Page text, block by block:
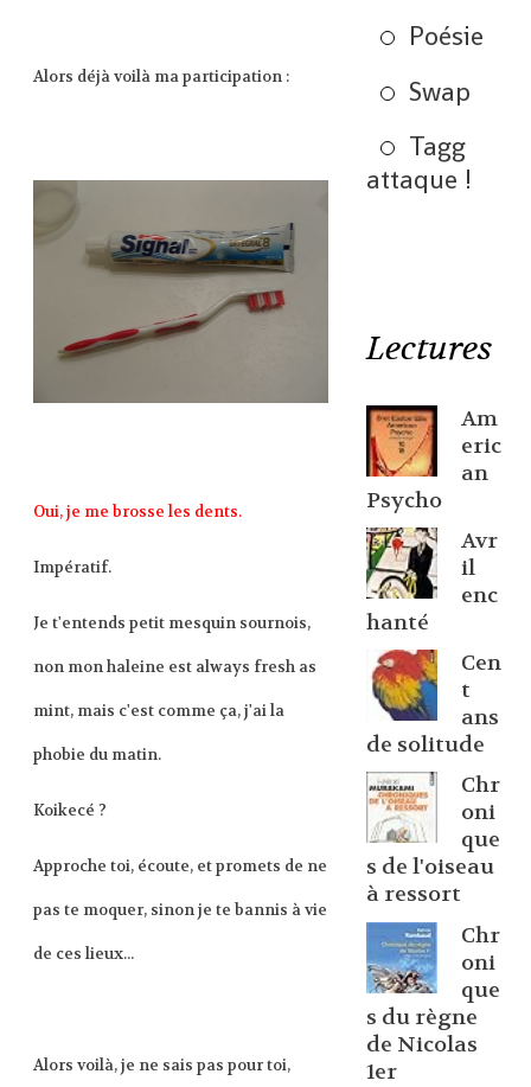
Alors déjà voilà ma participation :
Oui, je me brosse les dents.
Impératif.
Je t'entends petit mesquin sournois,
non mon haleine est always fresh as
mint, mais c'est comme ça, j'ai la
phobie du matin.
Koikecé ?
Approche toi, écoute, et promets de ne
pas te moquer, sinon je te bannis à vie
de ces lieux...
Alors voilà, je ne sais pas pour toi,
Poésie
Swap
Tagg
attaque !
Lectures
Am
eric
an
Psycho
Avr
il
enc
hanté
Cen
t
ans
de solitude
Chr
oni
que
s de l'oiseau
à ressort
Chr
oni
que
s du règne
de Nicolas
1er